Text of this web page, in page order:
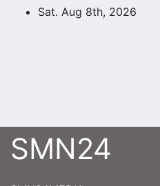
Sat. Aug 8th, 2026
SMN24